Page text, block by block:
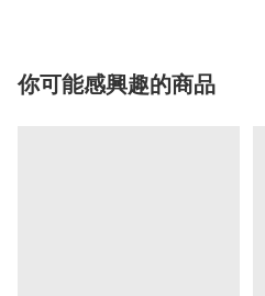
你可能感興趣的商品